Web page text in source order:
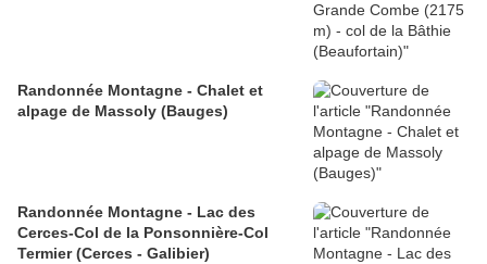
Randonnée Montagne - Chalet et
alpage de Massoly (Bauges)
Randonnée Montagne - Lac des
Cerces-Col de la Ponsonnière-Col
Termier (Cerces - Galibier)